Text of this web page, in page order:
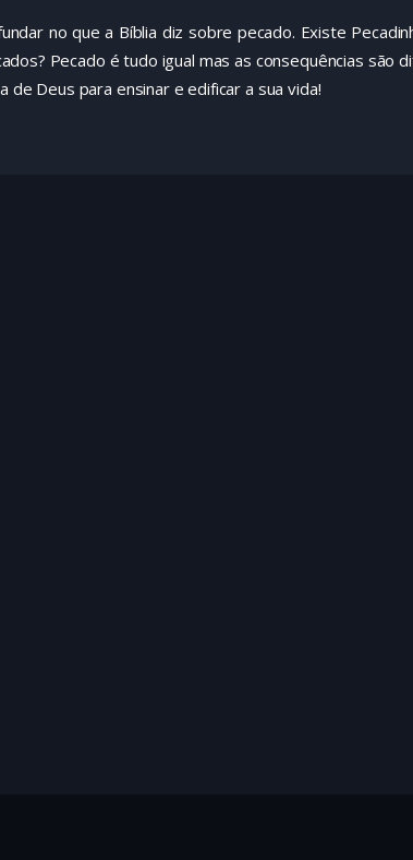
no que a Bíblia diz sobre pecado. Existe
Pecado é tudo igual mas as consequências são
de Deus para ensinar e edificar a sua vida!